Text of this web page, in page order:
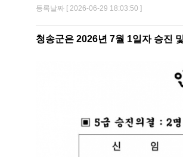
등록날짜 [ 2026-06-29 18:03:50 ]
청송군은 2026년 7월 1일자 승진